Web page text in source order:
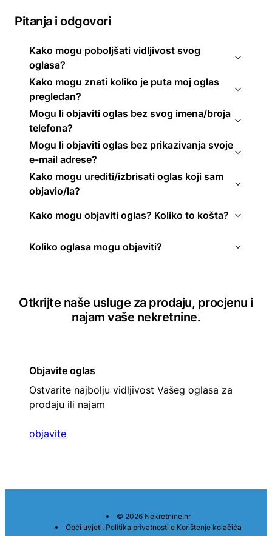
Pitanja i odgovori
Kako mogu poboljšati vidljivost svog
oglasa?
Kako mogu znati koliko je puta moj oglas
pregledan?
Mogu li objaviti oglas bez svog imena/broja
telefona?
Mogu li objaviti oglas bez prikazivanja svoje
e-mail adrese?
Kako mogu urediti/izbrisati oglas koji sam
objavio/la?
Kako mogu objaviti oglas? Koliko to košta?
Koliko oglasa mogu objaviti?
Otkrijte naše usluge za prodaju, procjenu i
najam vaše nekretnine.
Objavite oglas
Ostvarite najbolju vidljivost Vašeg oglasa za
prodaju ili najam
objavite
© 2026 Nekretnine.hr
Opći uvjeti, Politika privatnosti e Korištenje kolačića